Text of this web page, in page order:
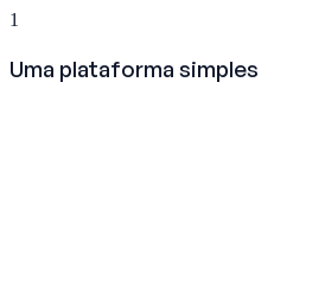
1
Uma plataforma simples